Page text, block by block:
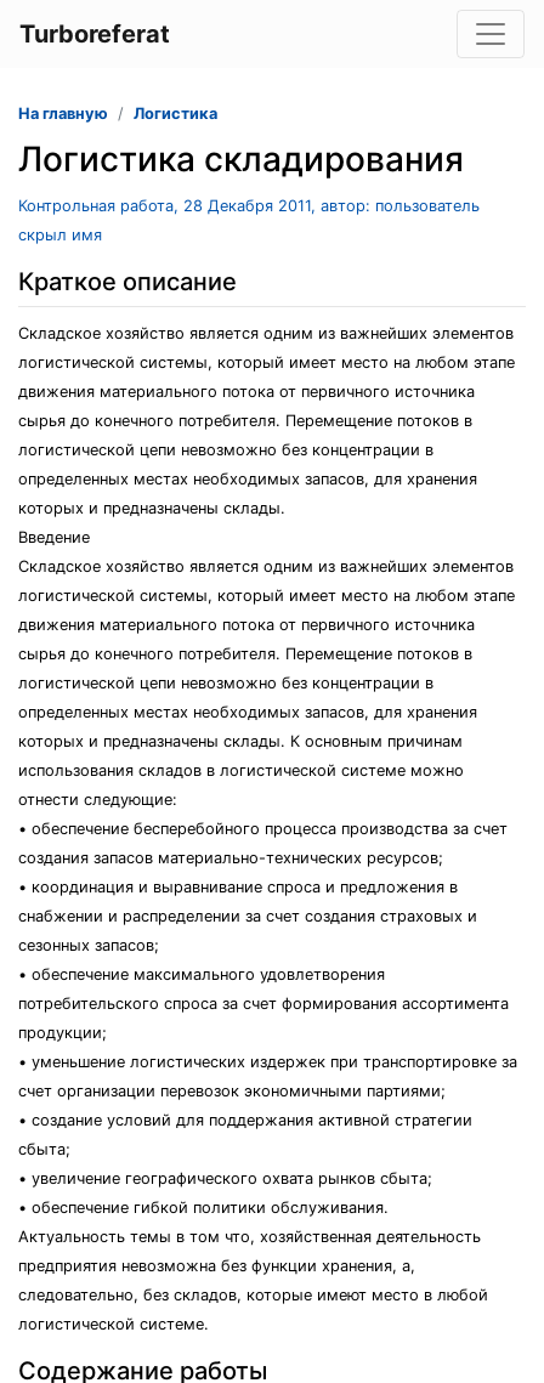
Turboreferat
На главную Логистика
Логистика складирования
Контрольная работа, 28 Декабря 2011, автор: пользователь
скрыл имя
Краткое описание
Складское хозяйство является одним из важнейших элементов
логистической системы, который имеет место на любом этапе
движения материального потока от первичного источника
сырья до конечного потребителя. Перемещение потоков в
логистической цепи невозможно без концентрации в
определенных местах необходимых запасов, для хранения
которых и предназначены склады.
Введение
Складское хозяйство является одним из важнейших элементов
логистической системы, который имеет место на любом этапе
движения материального потока от первичного источника
сырья до конечного потребителя. Перемещение потоков в
логистической цепи невозможно без концентрации в
определенных местах необходимых запасов, для хранения
которых и предназначены склады. К основным причинам
использования складов в логистической системе можно
отнести следующие:
• обеспечение бесперебойного процесса производства за счет
создания запасов материально-технических ресурсов;
• координация и выравнивание спроса и предложения в
снабжении и распределении за счет создания страховых и
сезонных запасов;
• обеспечение максимального удовлетворения
потребительского спроса за счет формирования ассортимента
продукции;
• уменьшение логистических издержек при транспортировке за
счет организации перевозок экономичными партиями;
• создание условий для поддержания активной стратегии
сбыта;
• увеличение географического охвата рынков сбыта;
• обеспечение гибкой политики обслуживания.
Актуальность темы в том что, хозяйственная деятельность
предприятия невозможна без функции хранения, а,
следовательно, без складов, которые имеют место в любой
логистической системе.
Содержание работы